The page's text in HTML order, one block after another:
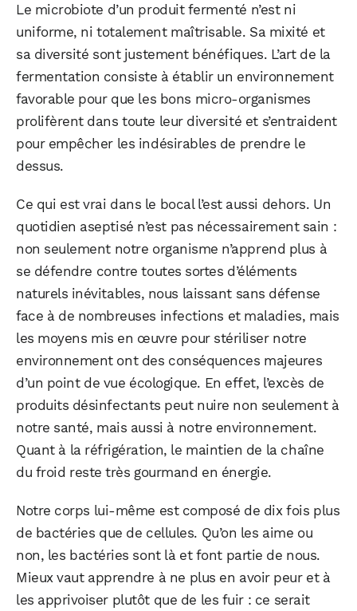
Le microbiote d’un produit fermenté n’est ni
uniforme, ni totalement maîtrisable. Sa mixité et
sa diversité sont justement bénéfiques. L’art de la
fermentation consiste à établir un environnement
favorable pour que les bons micro-organismes
prolifèrent dans toute leur diversité et s’entraident
pour empêcher les indésirables de prendre le
dessus.
Ce qui est vrai dans le bocal l’est aussi dehors. Un
quotidien aseptisé n’est pas nécessairement sain :
non seulement notre organisme n’apprend plus à
se défendre contre toutes sortes d’éléments
naturels inévitables, nous laissant sans défense
face à de nombreuses infections et maladies, mais
les moyens mis en œuvre pour stériliser notre
environnement ont des conséquences majeures
d’un point de vue écologique. En effet, l’excès de
produits désinfectants peut nuire non seulement à
notre santé, mais aussi à notre environnement.
Quant à la réfrigération, le maintien de la chaîne
du froid reste très gourmand en énergie.
Notre corps lui-même est composé de dix fois plus
de bactéries que de cellules. Qu’on les aime ou
non, les bactéries sont là et font partie de nous.
Mieux vaut apprendre à ne plus en avoir peur et à
les apprivoiser plutôt que de les fuir : ce serait
WhatsApp Email